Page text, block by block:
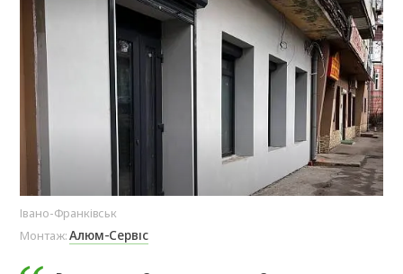
Івано-Франківськ
Монтаж:Алюм-Сервіс